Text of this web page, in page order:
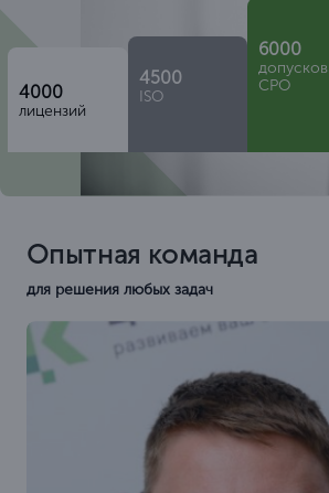
4000
лицензий
4500
ISO
6000
допусков
СРО
Опытная команда
для решения любых задач